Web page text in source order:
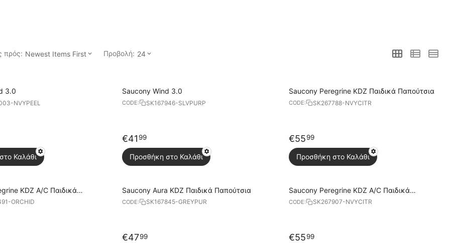
πρός: Newest Items First Προβολή: 24
3.0
NVYPEEL
Καλάθι
Saucony Wind 3.0
CODE: SK167946-SLVPURP
€41 99
Προσθήκη στο Καλάθι
Saucony Peregrine KDZ Παιδικά Παπούτσια
CODE: SK267788-NVYCITR
€5599
Προσθήκη στο Καλάθι
KDZ A/C Παιδικά
ORCHID
Saucony Aura KDZ Παιδικά Παπούτσια
CODE: SK167845-GREYPUR
€4799
Saucony Peregrine KDZ A/C Παιδικά
Παπούτσια
CODE: SK267907-NVYCITR
€5599